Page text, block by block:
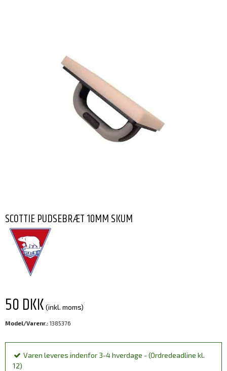
SCOTTIE PUDSEBRÆT 10MM SKUM
50 DKK (inkl. moms)
Model/Varenr.: 1385376
Varen leveres indenfor 3-4 hverdage - (Ordredeadline kl.
12)